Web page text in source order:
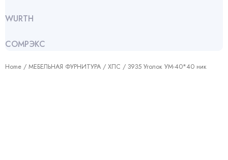
WURTH
СОМРЭКС
Home / МЕБЕЛЬНАЯ ФУРНИТУРА / ХПС / 3935 Уголок УМ-40*40 ник